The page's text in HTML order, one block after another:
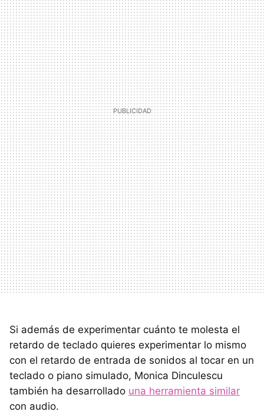
Si además de experimentar cuánto te molesta el
retardo de teclado quieres experimentar lo mismo
con el retardo de entrada de sonidos al tocar en un
teclado o piano simulado, Monica Dinculescu
también ha desarrollado una herramienta similar
con audio.